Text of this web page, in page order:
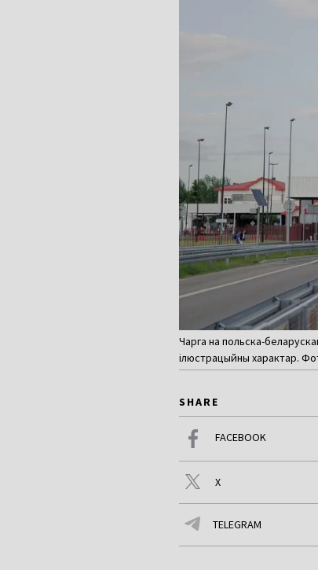
Чарга на польска-
ілюстрацыйны характар.
SHARE
FACEBOOK
X
TELEGRAM